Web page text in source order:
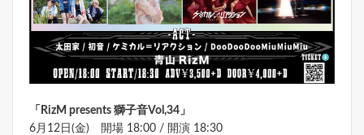
「 RizM presents 獅子音Vol,34 」
6月12日(金) 開場 18:00 / 開演 18:30